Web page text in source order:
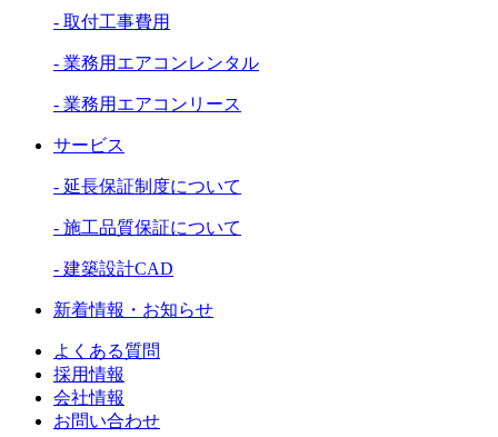
- 取付工事費用
- 業務用エアコンレンタル
- 業務用エアコンリース
サービス
- 延長保証制度について
- 施工品質保証について
- 建築設計CAD
新着情報・お知らせ
よくある質問
採用情報
会社情報
お問い合わせ